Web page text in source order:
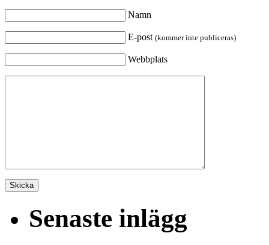
Namn
E-post (kommer inte publiceras)
Webbplats
Senaste inlägg